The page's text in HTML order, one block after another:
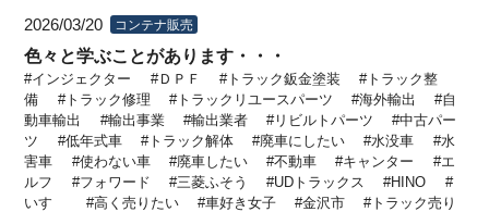
2026/03/20 コンテナ販売
色々と学ぶことがあります・・・
インジェクター ＤＰＦ トラック鈑金塗装
トラック整
備
トラック修理 トラックリユースパーツ 海外輸出
自
動車輸出
輸出事業 輸出業者 リビルトパーツ
中古パー
ツ
低年式車 トラック解体 廃車にしたい 水没車
水
害車
使わない車 廃車したい 不動車 キャンター
エ
ルフ
フォワード 三菱ふそう UDトラックス
HINO
いすゞ
高く売りたい 車好き女子 金沢市
トラック売り